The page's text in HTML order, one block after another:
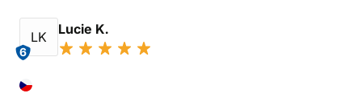
LK
6
Lucie K.